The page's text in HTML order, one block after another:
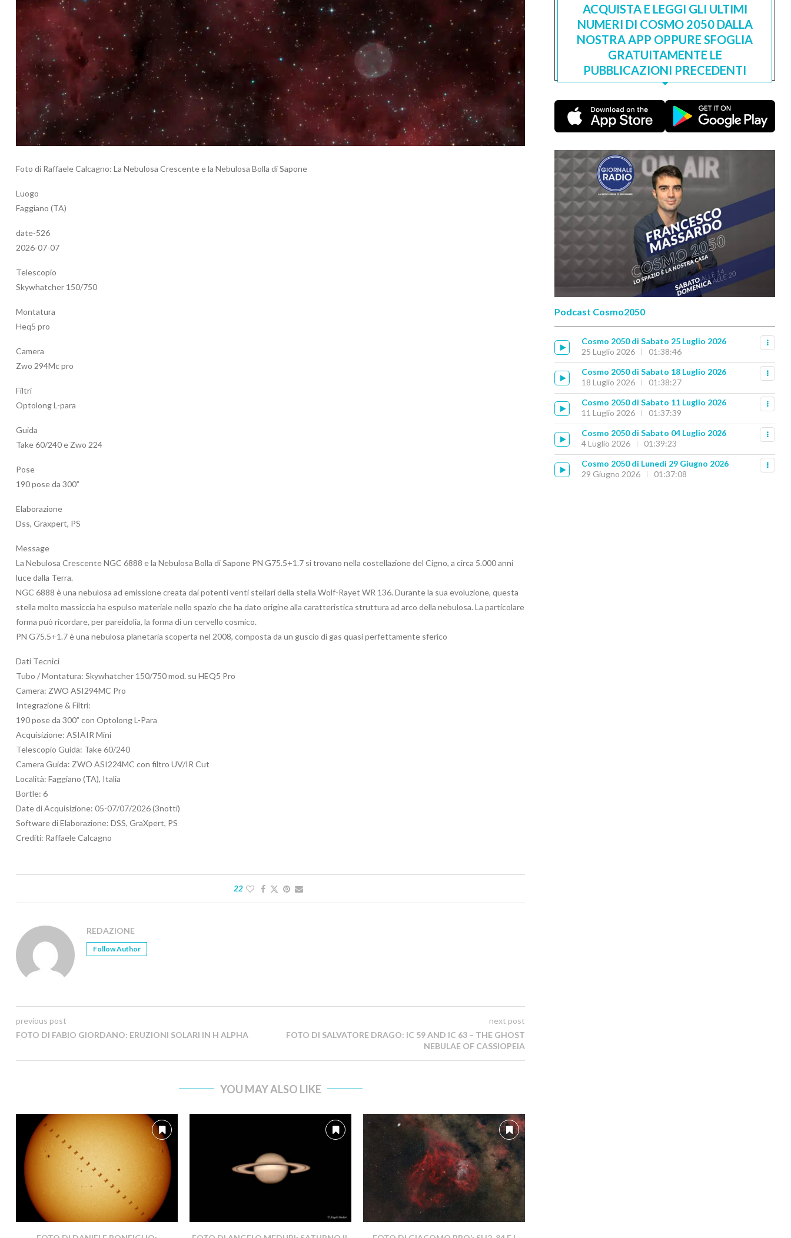
Foto di Raffaele Calcagno: La Nebulosa Crescente e la Nebulosa Bolla di Sapone
Luogo
Faggiano (TA)
date-526
2026-07-07
Telescopio
Skywhatcher 150/750
Montatura
Heq5 pro
Camera
Zwo 294Mc pro
Filtri
Optolong L-para
Guida
Take 60/240 e Zwo 224
Pose
190 pose da 300”
Elaborazione
Dss, Graxpert, PS
Message
La Nebulosa Crescente NGC 6888 e la Nebulosa Bolla di Sapone PN G75.5+1.7 si trovano nella costellazione del Cigno, a circa 5.000 anni
luce dalla Terra.
NGC 6888 è una nebulosa ad emissione creata dai potenti venti stellari della stella Wolf-Rayet WR 136. Durante la sua evoluzione, questa
stella molto massiccia ha espulso materiale nello spazio che ha dato origine alla caratteristica struttura ad arco della nebulosa. La particolare
forma può ricordare, per pareidolia, la forma di un cervello cosmico.
PN G75.5+1.7 è una nebulosa planetaria scoperta nel 2008, composta da un guscio di gas quasi perfettamente sferico
Dati Tecnici
Tubo / Montatura: Skywhatcher 150/750 mod. su HEQ5 Pro
Camera: ZWO ASI294MC Pro
Integrazione & Filtri:
190 pose da 300” con Optolong L-Para
Acquisizione: ASIAIR Mini
Telescopio Guida: Take 60/240
Camera Guida: ZWO ASI224MC con filtro UV/IR Cut
Località: Faggiano (TA), Italia
Bortle: 6
Date di Acquisizione: 05-07/07/2026 (3notti)
Software di Elaborazione: DSS, GraXpert, PS
Crediti: Raffaele Calcagno
22
REDAZIONE
Follow Author
previous post
FOTO DI FABIO GIORDANO: ERUZIONI SOLARI IN H ALPHA
next post
FOTO DI SALVATORE DRAGO: IC 59 AND IC 63 – THE GHOST
NEBULAE OF CASSIOPEIA
YOU MAY ALSO LIKE
ACQUISTA E LEGGI GLI ULTIMI
NUMERI DI COSMO 2050 DALLA
NOSTRA APP OPPURE SFOGLIA
GRATUITAMENTE LE
PUBBLICAZIONI PRECEDENTI
Podcast Cosmo2050
Cosmo 2050 di Sabato 25 Luglio 2026
25 Luglio 2026
01:38:46
Cosmo 2050 di Sabato 18 Luglio 2026
18 Luglio 2026
01:38:27
Cosmo 2050 di Sabato 11 Luglio 2026
11 Luglio 2026
01:37:39
Cosmo 2050 di Sabato 04 Luglio 2026
4 Luglio 2026
01:39:23
Cosmo 2050 di Lunedì 29 Giugno 2026
29 Giugno 2026
01:37:08